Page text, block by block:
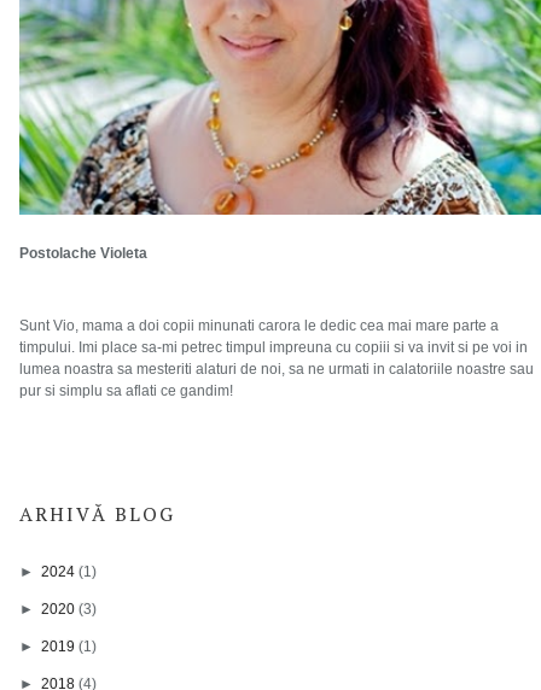
Postolache Violeta
Sunt Vio, mama a doi copii minunati carora le dedic cea mai mare parte a
timpului. Imi place sa-mi petrec timpul impreuna cu copiii si va invit si pe voi in
lumea noastra sa mesteriti alaturi de noi, sa ne urmati in calatoriile noastre sau
pur si simplu sa aflati ce gandim!
ARHIVĂ BLOG
► 2024 (1)
► 2020 (3)
► 2019 (1)
► 2018 (4)